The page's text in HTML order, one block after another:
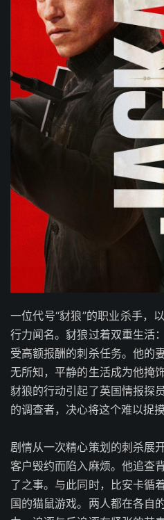
一位代号“豺狼”的职业杀手，
行力闻名。豺狼过着双重生活
受高额报酬的刺杀任务。他的
无所知，平静的生活成为他掩
豺狼的行动引起了英国情报探
的调查者，决心将这个难以捉
剧情从一次精心策划的刺杀展
客户毁约而陷入麻烦。他追查
了之事。与此同时，比安卡循
国的猫鼠游戏。两人都在各自